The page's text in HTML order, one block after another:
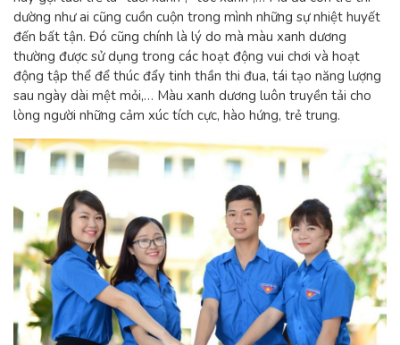
dường như ai cũng cuồn cuộn trong mình những sự nhiệt huyết
đến bất tận. Đó cũng chính là lý do mà màu xanh dương
thường được sử dụng trong các hoạt động vui chơi và hoạt
động tập thể để thúc đẩy tinh thần thi đua, tái tạo năng lượng
sau ngày dài mệt mỏi,… Màu xanh dương luôn truyền tải cho
lòng người những cảm xúc tích cực, hào hứng, trẻ trung.